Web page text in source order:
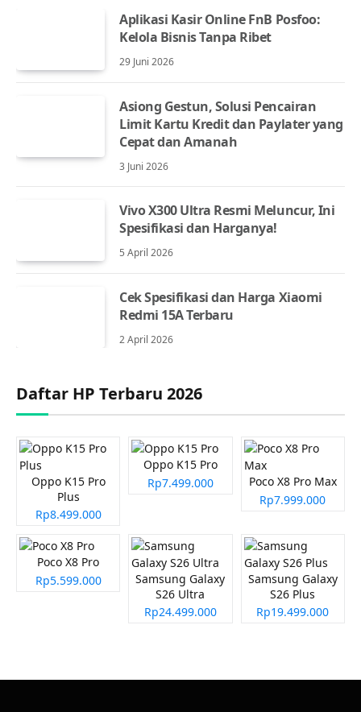
Aplikasi Kasir Online FnB Posfoo:
Kelola Bisnis Tanpa Ribet
29 Juni 2026
Asiong Gestun, Solusi Pencairan
Limit Kartu Kredit dan Paylater yang
Cepat dan Amanah
3 Juni 2026
Vivo X300 Ultra Resmi Meluncur, Ini
Spesifikasi dan Harganya!
5 April 2026
Cek Spesifikasi dan Harga Xiaomi
Redmi 15A Terbaru
2 April 2026
Daftar HP Terbaru 2026
Oppo K15 Pro
Plus
Rp8.499.000
Oppo K15 Pro
Rp7.499.000
Poco X8 Pro Max
Rp7.999.000
Poco X8 Pro
Rp5.599.000
Samsung Galaxy
S26 Ultra
Rp24.499.000
Samsung Galaxy
S26 Plus
Rp19.499.000